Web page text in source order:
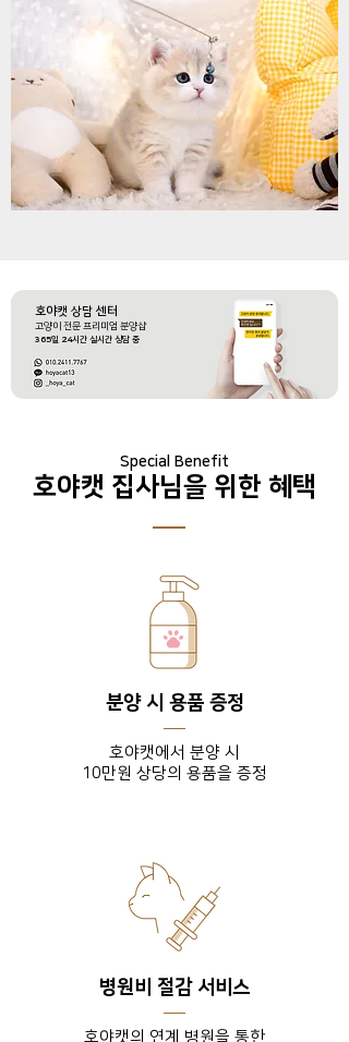
호야캣 상담 센터
​고양이 전문 프리미엄 분양샵
365일 24시간 실시간 상담 중
Special Benefit
호야캣 집사님을 위한 혜택
분양 시 용품 증정
호야캣에서 분양 시
10만원 상당의 용품을 증정
병원비 절감 서비스
호야캣의 연계 병원을 통한